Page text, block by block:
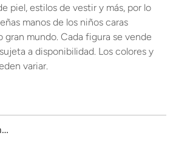
piel, estilos de vestir y más, por lo
manos de los niños caras
gran mundo. Cada figura se vende
a disponibilidad. Los colores y
variar.